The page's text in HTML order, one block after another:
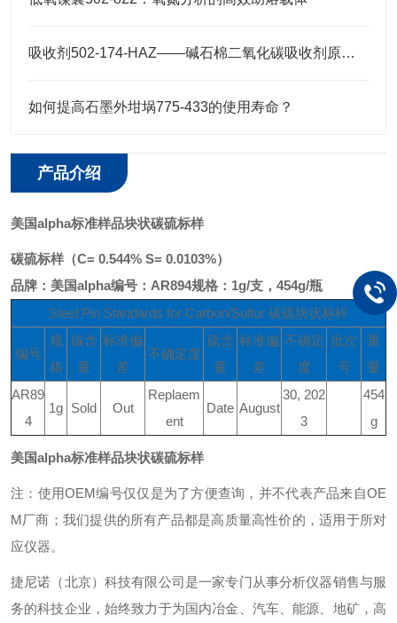
吸收剂502-174-HAZ——碱石棉二氧化碳吸收剂原理与元素分析及气体净化应用
如何提高石墨外坩埚775-433的使用寿命？
产品介绍
美国alpha标准样品块状碳硫标样
碳硫标样（C= 0.544% S= 0.0103%）
品牌：美国alpha编号：AR894规格：1g/支，454g/瓶
Steel Pin Standards for Carbon/Sulfur 碳硫块状标样
编号
规
格
碳含
量
标准偏
差
不确定度
硫含
量
标准偏
差
不确定
度
批次
号
重
量
AR89
4
1g Sold Out
Replaem
ent
Date August
30, 202
3
454
g
美国alpha标准样品块状碳硫标样
注：使用OEM编号仅仅是为了方便查询，并不代表产品来自OE
M厂商；我们提供的所有产品都是高质量高性价的，适用于所对
应仪器。
捷尼诺（北京）科技有限公司是一家专门从事分析仪器销售与服
务的科技企业，始终致力于为国内冶金、汽车、能源、地矿，高